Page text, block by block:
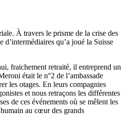
À travers le prisme de la crise des
qu’a joué la Suisse
fraichement retraité, il entreprend un
était le n°2 de l’ambassade
les otages. En leurs compagnies
et nous retraçons les différentes
de ces événements où se mêlent les
au cœur des grands